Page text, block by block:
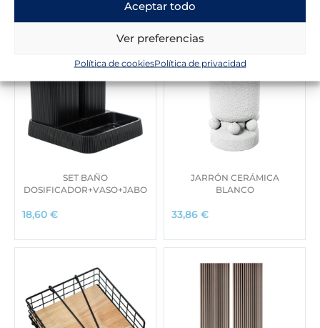
Aceptar todo
Ver preferencias
Política de cookiesPolítica de privacidad
SET BAÑO
DOSIFICADOR+VASO+JABO
18,60 €
JARRÓN CERÁMICA
BLANCO
33,86 €